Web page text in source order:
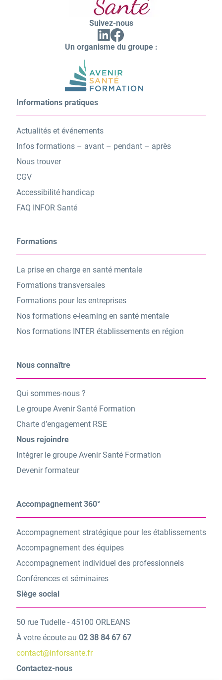
Suivez-nous
Linkedin
(ouvrir
vers
onglet)
vers
Un organisme du groupe :
Informations pratiques
Actualités et événements
Infos formations – avant – pendant – après
Nous trouver
CGV
Accessibilité handicap
FAQ INFOR Santé
Formations
La prise en charge en santé mentale
Formations transversales
Formations pour les entreprises
Nos formations e-learning en santé mentale
Nos formations INTER établissements en région
Nous connaître
Qui sommes-nous ?
Le groupe Avenir Santé Formation
Charte d’engagement RSE
Nous rejoindre
Intégrer le groupe Avenir Santé Formation
Devenir formateur
Accompagnement 360°
Accompagnement stratégique pour les établissements
Accompagnement des équipes
Accompagnement individuel des professionnels
Conférences et séminaires
Siège social
50 rue Tudelle - 45100 ORLEANS
À votre écoute au 02 38 84 67 67
contact@inforsante.fr
Contactez-nous